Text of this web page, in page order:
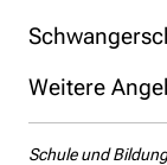
Weitere
Schule und Bildung